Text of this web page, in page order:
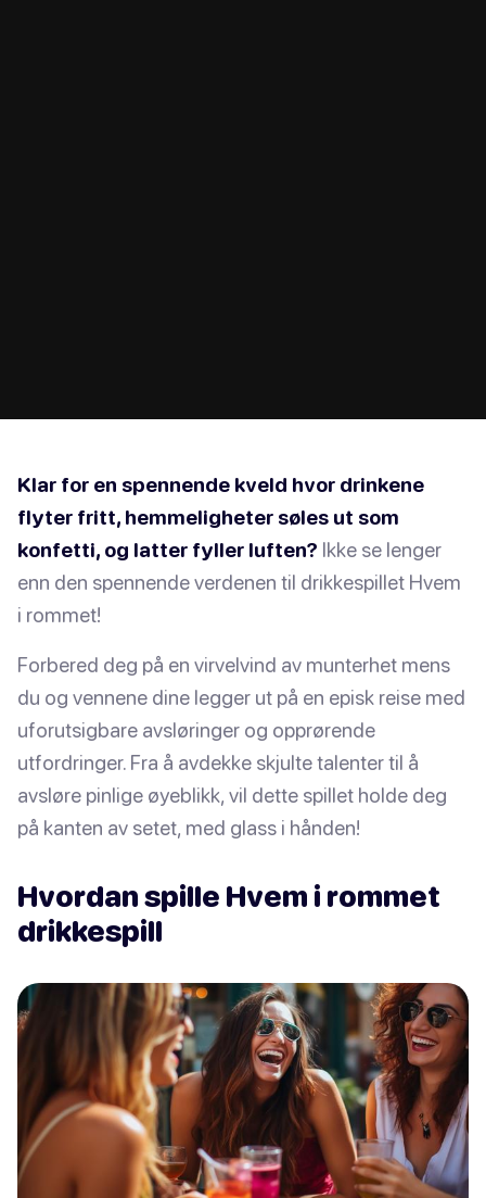
Klar for en spennende kveld hvor drinkene
flyter fritt, hemmeligheter søles ut som
konfetti, og latter fyller luften? Ikke se lenger
enn den spennende verdenen til drikkespillet Hvem
i rommet!
Forbered deg på en virvelvind av munterhet mens
du og vennene dine legger ut på en episk reise med
uforutsigbare avsløringer og opprørende
utfordringer. Fra å avdekke skjulte talenter til å
avsløre pinlige øyeblikk, vil dette spillet holde deg
på kanten av setet, med glass i hånden!
Hvordan spille Hvem i rommet
drikkespill